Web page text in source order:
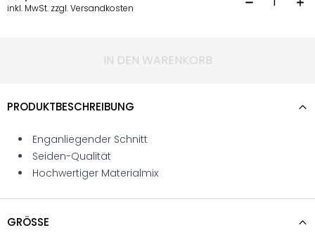
inkl. MwSt. zzgl. Versandkosten
IN DEN WARENKORB
PRODUKTBESCHREIBUNG
Enganliegender Schnitt
Seiden-Qualität
Hochwertiger Materialmix
GRÖSSE